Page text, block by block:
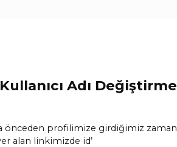
Adı Değiştirme
önceden profilimize girdiğimiz zaman
alan linkimizde id’